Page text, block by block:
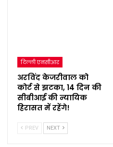
दिल्ली एनसीआर
अरविंद केजरीवाल को
कोर्ट से झटका, 14 दिन की
सीबीआई की न्यायिक
हिरासत में रहेंगे!
PREV NEXT